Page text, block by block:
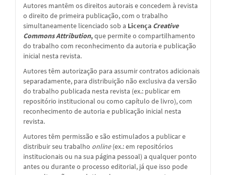
Autores mantêm os direitos autorais e concedem à revista
o direito de primeira publicação, com o trabalho
simultaneamente licenciado sob a Licença Creative
Commons Attribution,que permite o compartilhamento
do trabalho com reconhecimento da autoria e publicação
inicial nesta revista.
Autores têm autorização para assumir contratos adicionais
separadamente, para distribuição não exclusiva da versão
do trabalho publicada nesta revista (ex.: publicar em
repositório institucional ou como capítulo de livro), com
reconhecimento de autoria e publicação inicial nesta
revista.
Autores têm permissão e são estimulados a publicar e
distribuir seu trabalho online(ex.: em repositórios
institucionais ou na sua página pessoal) a qualquer ponto
antes ou durante o processo editorial, já que isso pode